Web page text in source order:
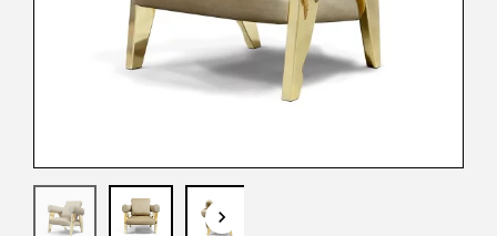
keyboard_arrow_down